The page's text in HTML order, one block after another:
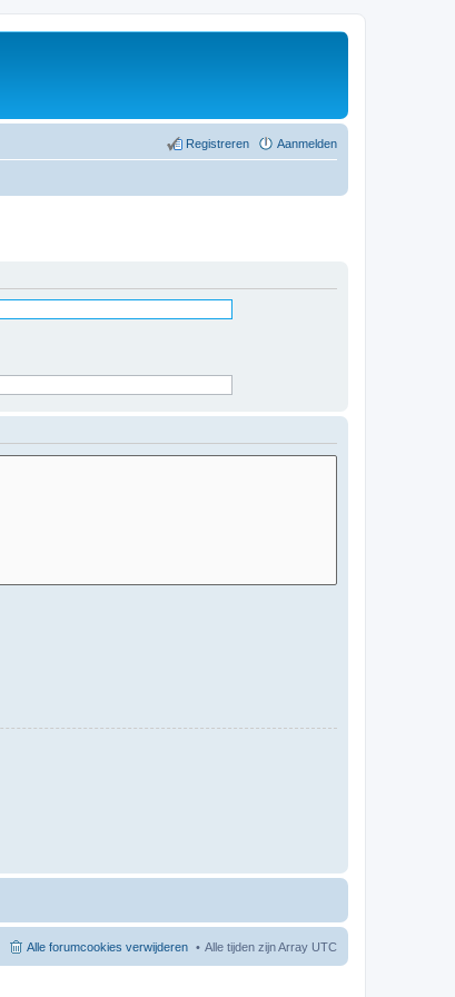
Aanmelden
Registreren
Alle tijden zijn Array UTC
Alle forumcookies verwijderen